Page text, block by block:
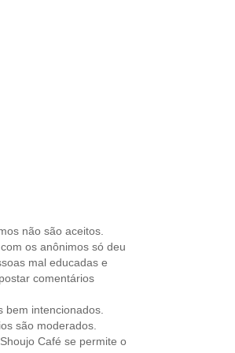
não são aceitos.
os anônimos só deu
mal educadas e
comentários
bem intencionados.
são moderados.
Café se permite o